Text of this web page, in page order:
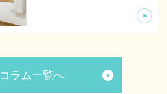
コラム一覧へ